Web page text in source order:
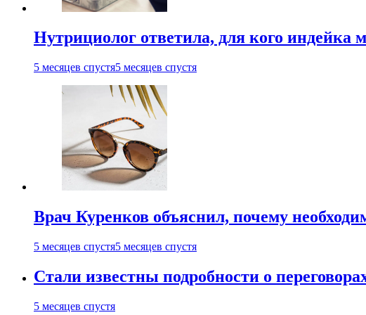
Нутрициолог ответила, для кого индейка
5 месяцев спустя5 месяцев спустя
Врач Куренков объяснил, почему
5 месяцев спустя5 месяцев спустя
Стали известны подробности о
5 месяцев спустя